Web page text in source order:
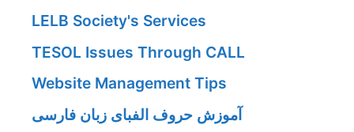
LELB Society's Services
TESOL Issues Through CALL
Website Management Tips
آموزش حروف الفبای زبان فارسی